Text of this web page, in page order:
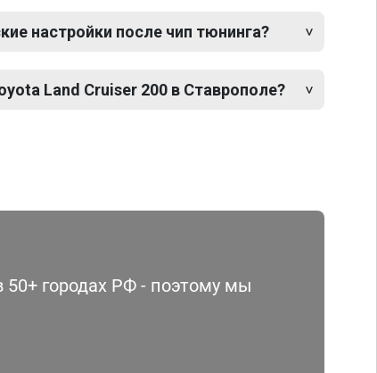
настройки после чип тюнинга?
Land Cruiser 200 в Ставрополе?
городах РФ - поэтому мы